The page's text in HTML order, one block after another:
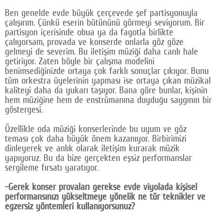
Ben genelde evde büyük çerçevede şef partisyonuyla
çalışırım. Çünkü eserin bütününü görmeyi seviyorum. Bir
partisyon içerisinde obua ya da fagotla birlikte
çalıyorsam, provada ve konserde onlarla göz göze
gelmeyi de severim. Bu iletişim müziği daha canlı hale
getiriyor. Zaten böyle bir çalışma modelini
benimsediğinizde ortaya çok farklı sonuçlar çıkıyor. Bunu
tüm orkestra üyelerinin yapması ise ortaya çıkan müzikal
kaliteyi daha da yukarı taşıyor. Bana göre bunlar, kişinin
hem müziğine hem de enstrümanına duyduğu saygının bir
göstergesi.
Özellikle oda müziği konserlerinde bu uyum ve göz
teması çok daha büyük önem kazanıyor. Birbirimizi
dinleyerek ve anlık olarak iletişim kurarak müzik
yapıyoruz. Bu da bize gerçekten eşsiz performanslar
sergileme fırsatı yaratıyor.
-Gerek konser provaları gerekse evde viyolada kişisel
performansınızı yükseltmeye yönelik ne tür teknikler ve
egzersiz yöntemleri kullanıyorsunuz?